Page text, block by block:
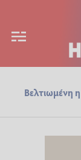
Βελτιωμένη